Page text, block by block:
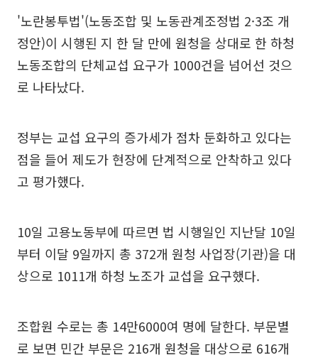
'노란봉투법'(노동조합 및 노동관계조정법 2·3조 개
정안)이 시행된 지 한 달 만에 원청을 상대로 한 하청
노동조합의 단체교섭 요구가 1000건을 넘어선 것으
로 나타났다.
정부는 교섭 요구의 증가세가 점차 둔화하고 있다는
점을 들어 제도가 현장에 단계적으로 안착하고 있다
고 평가했다.
10일 고용노동부에 따르면 법 시행일인 지난달 10일
부터 이달 9일까지 총 372개 원청 사업장(기관)을 대
상으로 1011개 하청 노조가 교섭을 요구했다.
조합원 수로는 총 14만6000여 명에 달한다. 부문별
로 보면 민간 부문은 216개 원청을 대상으로 616개